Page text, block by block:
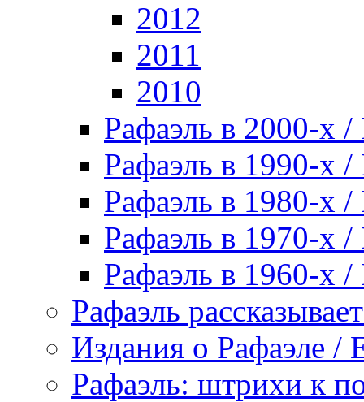
2012
2011
2010
Рафаэль в 2000-х /
Рафаэль в 1990-х /
Рафаэль в 1980-х /
Рафаэль в 1970-х /
Рафаэль в 1960-х /
Рафаэль
Издания о Рафаэле /
Рафаэль: штрихи к